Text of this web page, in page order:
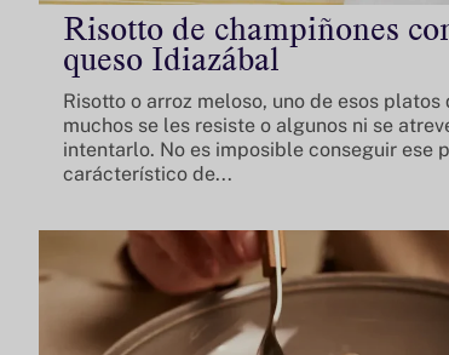
Risotto de champiñones
queso Idiazábal
Risotto o arroz meloso, uno de esos platos
muchos se les resiste o algunos ni se
intentarlo. No es imposible conseguir ese
carácterístico de...